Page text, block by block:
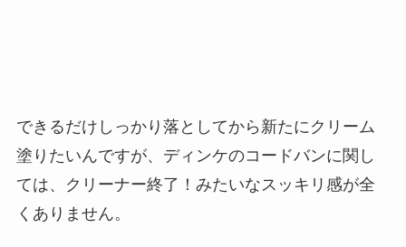
できるだけしっかり落としてから新たにクリーム
塗りたいんですが、ディンケのコードバンに関し
ては、クリーナー終了！みたいなスッキリ感が全
くありません。